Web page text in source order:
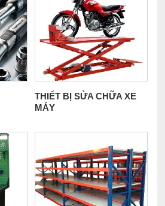
THIẾT BỊ SỬA CHỮA XE
MÁY